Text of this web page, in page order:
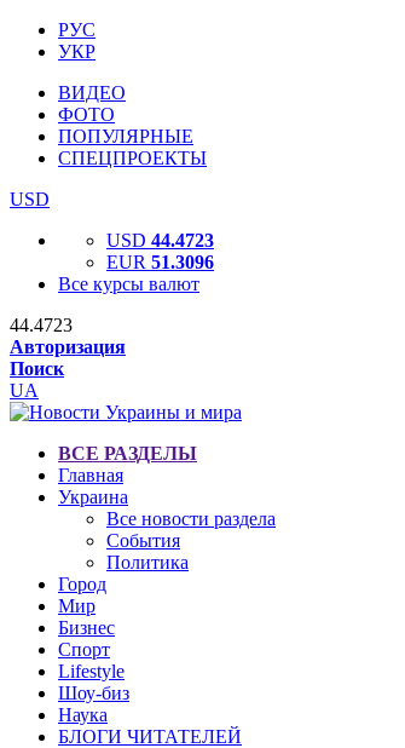
РУС
УКР
ВИДЕО
ФОТО
ПОПУЛЯРНЫЕ
СПЕЦПРОЕКТЫ
USD
USD 44.4723
EUR 51.3096
Все курсы валют
44.4723
Авторизация
Поиск
UA
ВСЕ РАЗДЕЛЫ
Главная
Украина
Все новости раздела
События
Политика
Город
Мир
Бизнес
Спорт
Lifestyle
Шоу-биз
Наука
БЛОГИ ЧИТАТЕЛЕЙ